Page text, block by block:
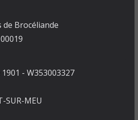
de Brocéliande
- W353003327
SUR-MEU